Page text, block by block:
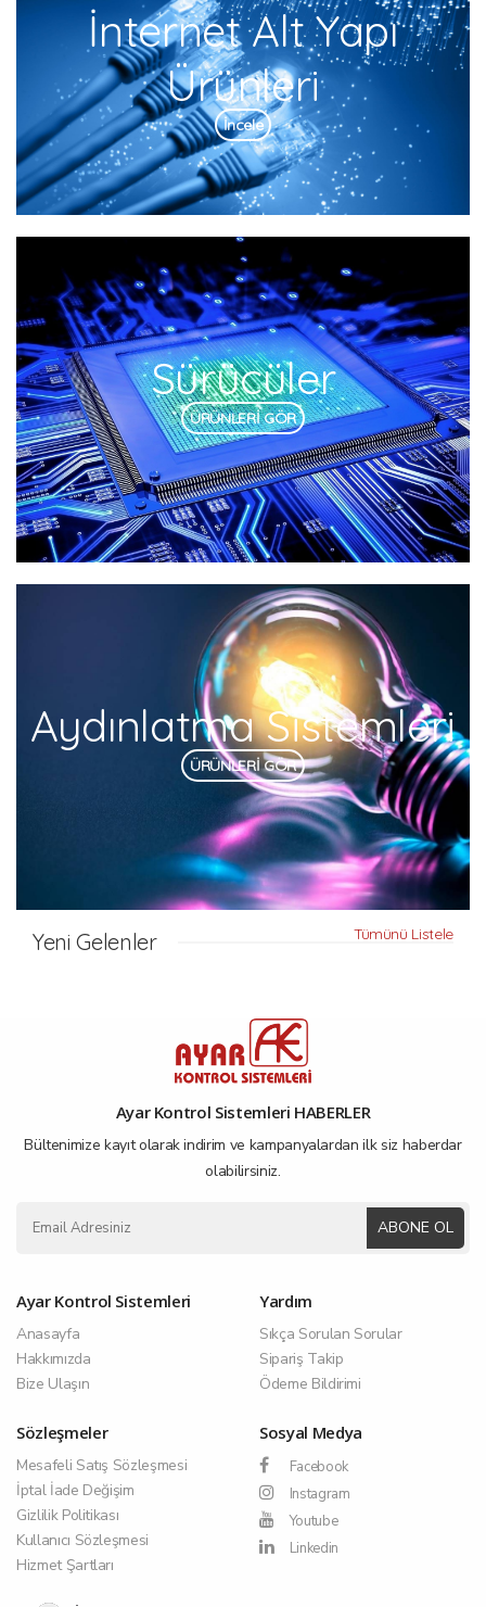
İnternet Alt Yapı
Ürünleri
İncele
Sürücüler
ÜRÜNLERİ GÖR
Aydınlatma Sistemleri
ÜRÜNLERİ GÖR
Yeni Gelenler Tümünü Listele
Ayar Kontrol Sistemleri HABERLER
Bültenimize kayıt olarak indirim ve kampanyalardan ilk siz haberdar
olabilirsiniz.
ABONE OL
Ayar Kontrol Sistemleri
Anasayfa
Hakkımızda
Bize Ulaşın
Yardım
Sıkça Sorulan Sorular
Sipariş Takip
Ödeme Bildirimi
Sözleşmeler
Mesafeli Satış Sözleşmesi
İptal İade Değişim
Gizlilik Politikası
Kullanıcı Sözleşmesi
Hizmet Şartları
Sosyal Medya
Facebook
Instagram
Youtube
Linkedin